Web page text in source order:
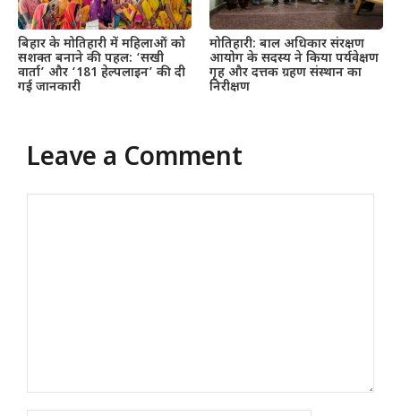
बिहार के मोतिहारी में महिलाओं को
सशक्त बनाने की पहल: ‘सखी
वार्ता’ और ‘181 हेल्पलाइन’ की दी
गई जानकारी
मोतिहारी: बाल अधिकार संरक्षण
आयोग के सदस्य ने किया पर्यवेक्षण
गृह और दत्तक ग्रहण संस्थान का
निरीक्षण
Leave a Comment